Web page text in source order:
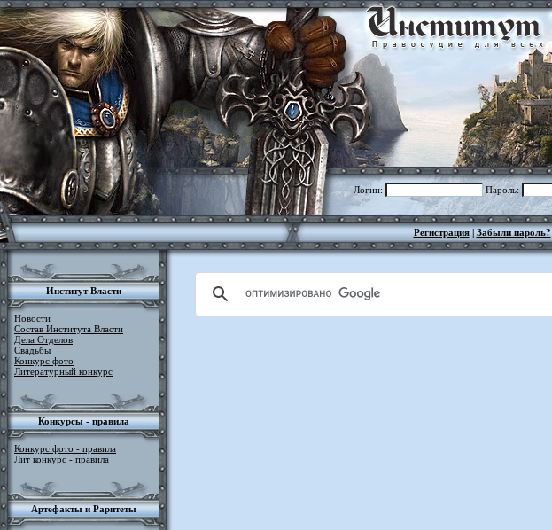
Логин: Пароль:
Регистрация| Забыли пароль?
Институт Власти
Новости
Состав Института Власти
Дела Отделов
Свадьбы
Конкурс фото
Литературный конкурс
Конкурсы - правила
Конкурс фото - правила
Лит конкурс - правила
Артефакты и Раритеты